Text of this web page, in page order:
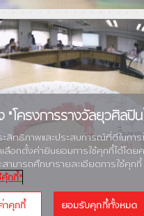
CLICKZOOM
"โครงการรางวัลยุวศิลปิ
ะสิทธิภาพและประสบการณ์ที่ดีในการ
เลือกตั้งค่ายินยอมการใช้คุกกี้ได้โดย
สามารถศึกษารายละเอียดการใช้คุกกี้
คุ้กกี้"
าคุกกี้
ยอมรับคุกกี้ทั้งหมด